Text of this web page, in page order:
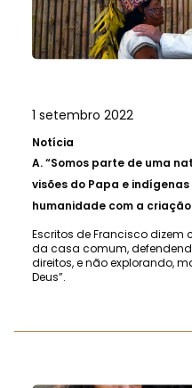
1 setembro 2022
Notícia
A.“Somos parte de uma
visões do Papa e
humanidade com a criação
Escritos de Francisco dizem
da casa comum,
direitos, e não explorando,
Deus”.